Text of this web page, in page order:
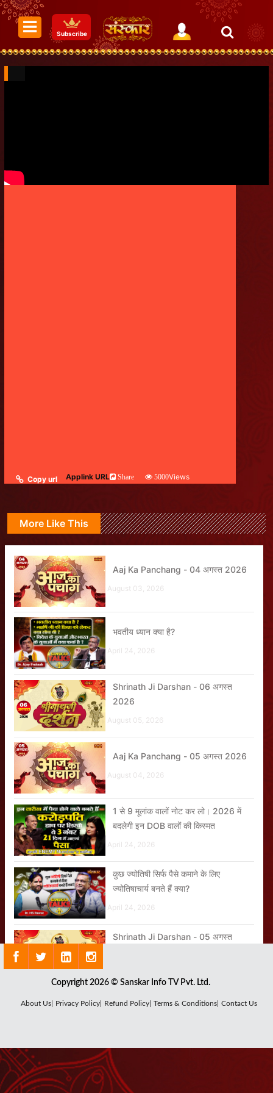
Subscribe
Copy url Applink URL Share 5000Views
More Like This
Aaj Ka Panchang - 04 अगस्त 2026
August 03, 2026
भवतीय ध्यान क्या है?
April 24, 2026
Shrinath Ji Darshan - 06 अगस्त
2026
August 05, 2026
Aaj Ka Panchang - 05 अगस्त 2026
August 04, 2026
1 से 9 मूलांक वालों नोट कर लो। 2026 में
बदलेगी इन DOB वालों की किस्मत
April 24, 2026
कुछ ज्योतिषी सिर्फ पैसे कमाने के लिए
ज्योतिषाचार्य बनते हैं क्या?
April 24, 2026
Shrinath Ji Darshan - 05 अगस्त
जब भी राहु, केतु या शनि की दशा आती है तब
शिव का स्वरूप हमें क्या सिखाता है?
August 03, 2026
Copyright 2026 © Sanskar Info TV Pvt. Ltd.
About Us| Privacy Policy| Refund Policy| Terms & Conditions| Contact Us